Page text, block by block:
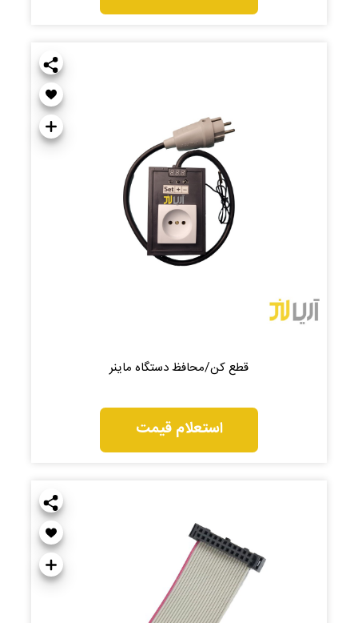
قطع کن/محافظ دستگاه ماینر
استعلام قیمت